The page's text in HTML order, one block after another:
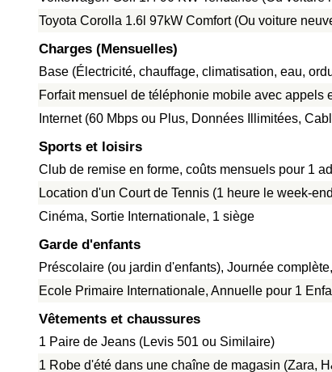
Toyota Corolla 1.6l 97kW Comfort (Ou voiture
Charges (Mensuelles)
Base (Électricité, chauffage, climatisation, eau,
Forfait mensuel de téléphonie mobile avec appels
Internet (60 Mbps ou Plus, Données Illimitées,
Sports et loisirs
Club de remise en forme, coûts mensuels pour 1
Location d'un Court de Tennis (1 heure le week-
Cinéma, Sortie Internationale, 1 siège
Garde d'enfants
Préscolaire (ou jardin d'enfants), Journée
Ecole Primaire Internationale, Annuelle pour 1
Vêtements et chaussures
1 Paire de Jeans (Levis 501 ou Similaire)
1 Robe d'été dans une chaîne de magasin (Zara,